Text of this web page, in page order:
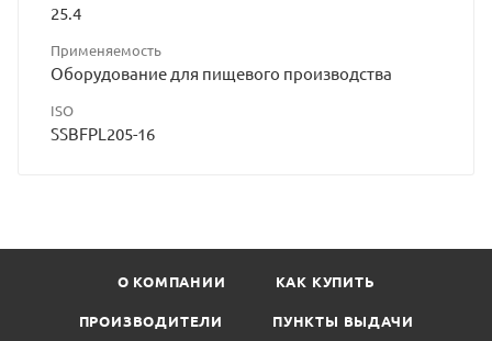
25.4
Применяемость
Оборудование для пищевого производства
ISO
SSBFPL205-16
О КОМПАНИИ КАК КУПИТЬ
ПРОИЗВОДИТЕЛИ ПУНКТЫ ВЫДАЧИ